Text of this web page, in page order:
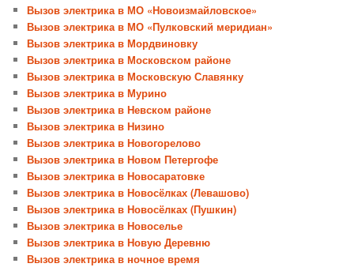
Вызов электрика в МО «Новоизмайловское»
Вызов электрика в МО «Пулковский меридиан»
Вызов электрика в Мордвиновку
Вызов электрика в Московском районе
Вызов электрика в Московскую Славянку
Вызов электрика в Мурино
Вызов электрика в Невском районе
Вызов электрика в Низино
Вызов электрика в Новогорелово
Вызов электрика в Новом Петергофе
Вызов электрика в Новосаратовке
Вызов электрика в Новосёлках (Левашово)
Вызов электрика в Новосёлках (Пушкин)
Вызов электрика в Новоселье
Вызов электрика в Новую Деревню
Вызов электрика в ночное время